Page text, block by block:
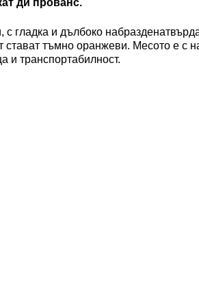
ди прованс.
гладка и дълбоко
стават тъмно оранжеви. Месото е с
и транспортабилност.